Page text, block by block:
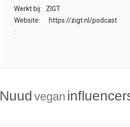
Werkt bij:
ZIGT
Website:
https://zigt.nl/podcast
:
Nuud vegan